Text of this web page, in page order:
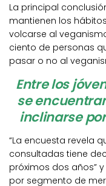
La principal
mantienen los
volcarse al
ciento de personas
pasar o no al
Entre los
se
inclinarse
“La encuesta revela
consultadas tiene
próximos dos años”
por segmento de